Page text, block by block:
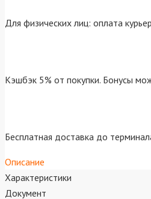
Для физических лиц: оплата
Кэшбэк 5% от покупки. Бонусы
Бесплатная доставка до
Описание
Характеристики
Документ